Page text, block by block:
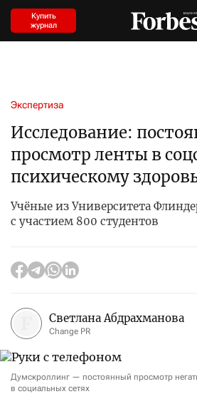
Купить
журнал
Экспертиза
Исследование:
просмотр ленты в
психическому
Учёные из Университета
с участием 800 студентов
Светлана Абдрахманова
Change PR
Думскроллинг — постоянный просмотр
в социальных сетях